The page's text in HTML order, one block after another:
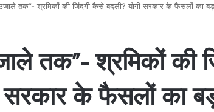
तक”- श्रमिकों की जिंदगी कैसे बदली? योगी सरकार के फैसलों का
तक”- श्रमिकों की
सरकार के फैसलों का